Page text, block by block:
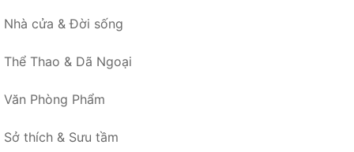
Nhà cửa & Đời sống
Thể Thao & Dã Ngoại
Văn Phòng Phẩm
Sở thích & Sưu tầm